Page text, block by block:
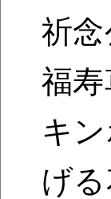
祈
福寿
キ
げる